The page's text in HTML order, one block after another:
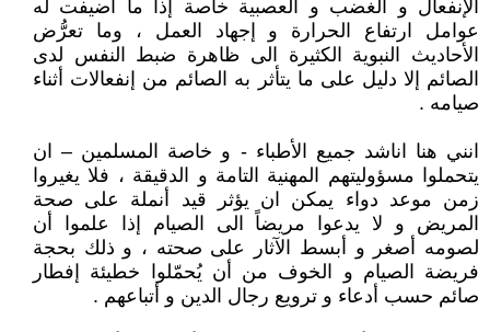
الإنفعال و الغضب و العصبية خاصة إذا ما أضيفت له
عوامل ارتفاع الحرارة و إجهاد العمل ، وما تعرُّض
الأحاديث النبوية الكثيرة الى ظاهرة ضبط النفس لدى
الصائم إلا دليل على ما يتأثر به الصائم من إنفعالات أثناء
صيامه .
انني هنا اناشد جميع الأطباء - و خاصة المسلمين – ان
يتحملوا مسؤوليتهم المهنية التامة و الدقيقة ، فلا يغيروا
زمن موعد دواء يمكن ان يؤثر قيد أنملة على صحة
المريض و لا يدعوا مريضاً الى الصيام إذا علموا أن
لصومه أصغر و أبسط الآثار على صحته ، و ذلك بحجة
فريضة الصيام و الخوف من أن يُحمّلوا خطيئة إفطار
صائم حسب أدعاء و ترويع رجال الدين و أتباعهم .